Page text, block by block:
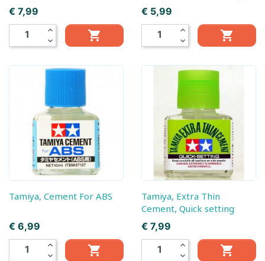
Prijs
€ 7,99
expand_less
expand_more

Prijs
€ 5,99
expand_less
expand_more

Tamiya, Cement For ABS
Prijs
€ 6,99
expand_less
expand_more

Tamiya, Extra Thin
Cement, Quick setting
Prijs
€ 7,99
expand_less
expand_more
